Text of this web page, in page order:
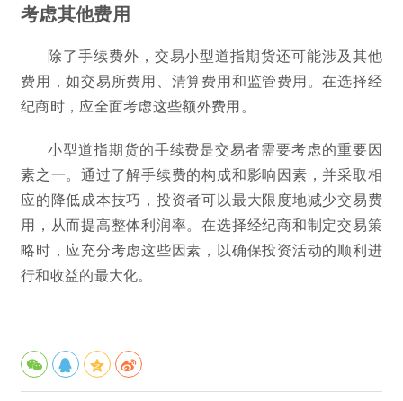
考虑其他费用
除了手续费外，交易小型道指期货还可能涉及其他
费用，如交易所费用、清算费用和监管费用。在选择经
纪商时，应全面考虑这些额外费用。
小型道指期货的手续费是交易者需要考虑的重要因
素之一。通过了解手续费的构成和影响因素，并采取相
应的降低成本技巧，投资者可以最大限度地减少交易费
用，从而提高整体利润率。在选择经纪商和制定交易策
略时，应充分考虑这些因素，以确保投资活动的顺利进
行和收益的最大化。